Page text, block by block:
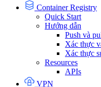
Container Registry
Quick Start
Hướng dẫn
Push và
Xác thực
Xác thực
Resources
APIs
VPN